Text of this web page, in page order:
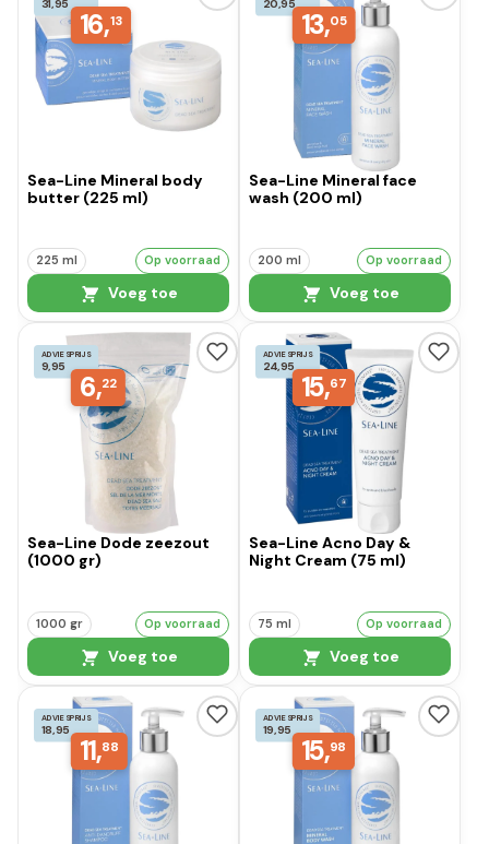
16,13
Sea-Line Mineral body
butter (225 ml)
225 ml Op voorraad
Voeg toe
13,05
Sea-Line Mineral face
wash (200 ml)
200 ml Op voorraad
Voeg toe
ADVIESPRIJS
9,95
6,22
Sea-Line Dode zeezout
(1000 gr)
1000 gr Op voorraad
Voeg toe
ADVIESPRIJS
24,95
15,67
Sea-Line Acno Day &
Night Cream (75 ml)
75 ml Op voorraad
Voeg toe
ADVIESPRIJS
18,95
11,88
ADVIESPRIJS
19,95
15,98